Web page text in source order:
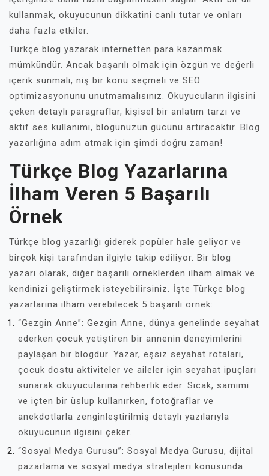
kullanmak, okuyucunun dikkatini canlı tutar ve onları
daha fazla etkiler.
Türkçe blog yazarak internetten para kazanmak
mümkündür. Ancak başarılı olmak için özgün ve değerli
içerik sunmalı, niş bir konu seçmeli ve SEO
optimizasyonunu unutmamalısınız. Okuyucuların ilgisini
çeken detaylı paragraflar, kişisel bir anlatım tarzı ve
aktif ses kullanımı, blogunuzun gücünü artıracaktır. Blog
yazarlığına adım atmak için şimdi doğru zaman!
Türkçe Blog Yazarlarına
İlham Veren 5 Başarılı
Örnek
Türkçe blog yazarlığı giderek popüler hale geliyor ve
birçok kişi tarafından ilgiyle takip ediliyor. Bir blog
yazarı olarak, diğer başarılı örneklerden ilham almak ve
kendinizi geliştirmek isteyebilirsiniz. İşte Türkçe blog
yazarlarına ilham verebilecek 5 başarılı örnek:
“Gezgin Anne”: Gezgin Anne, dünya genelinde seyahat
ederken çocuk yetiştiren bir annenin deneyimlerini
paylaşan bir blogdur. Yazar, eşsiz seyahat rotaları,
çocuk dostu aktiviteler ve aileler için seyahat ipuçları
sunarak okuyucularına rehberlik eder. Sıcak, samimi
ve içten bir üslup kullanırken, fotoğraflar ve
anekdotlarla zenginleştirilmiş detaylı yazılarıyla
okuyucunun ilgisini çeker.
“Sosyal Medya Gurusu”: Sosyal Medya Gurusu, dijital
pazarlama ve sosyal medya stratejileri konusunda